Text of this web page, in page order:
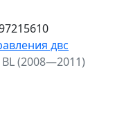
двс
(2008—2011)